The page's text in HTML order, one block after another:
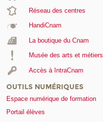
Réseau des centres
HandiCnam
La boutique du Cnam
Musée des arts et métiers
Accès à IntraCnam
OUTILS NUMÉRIQUES
Espace numérique de formation
Portail élèves